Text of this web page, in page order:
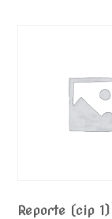
Reporte (cip 1)